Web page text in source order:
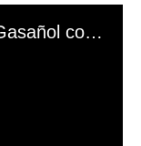
El mal momento de Yanina Gasañol con un hincha argentino en "Subrayado"